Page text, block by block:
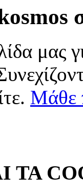
μας
Μάθε
ΤΑ